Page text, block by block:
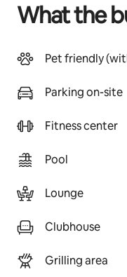
What the
Pet friendly
Parking on-site
Fitness center
Pool
Lounge
Clubhouse
Grilling area